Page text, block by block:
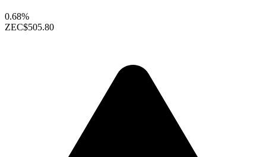
0.68%
ZEC$505.80